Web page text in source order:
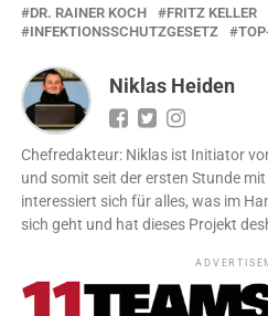
DR. RAINER KOCH
FRITZ KELLER
INFEKTIONSSCHUTZGESETZ
Niklas Heiden
Chefredakteur: Niklas ist Initiator
und somit seit der ersten Stunde
interessiert sich für alles, was im
sich geht und hat dieses Projekt